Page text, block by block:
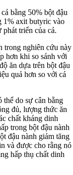
bằng 50% bột đậu
1% axit butyric vào
triển của cá.
trong nghiên cứu này
hơn khi so sánh với
ăn dựa trên bột đậu
quả hơn so với cá
thể do sự cân bằng
đủ, lượng thức ăn
chất kháng dinh
trong bột đậu nành
đậu nành giảm tăng
và được cho rằng nó
hấp thụ chất dinh